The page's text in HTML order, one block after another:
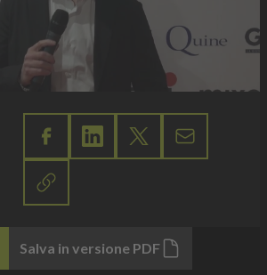
Salva in versione PDF